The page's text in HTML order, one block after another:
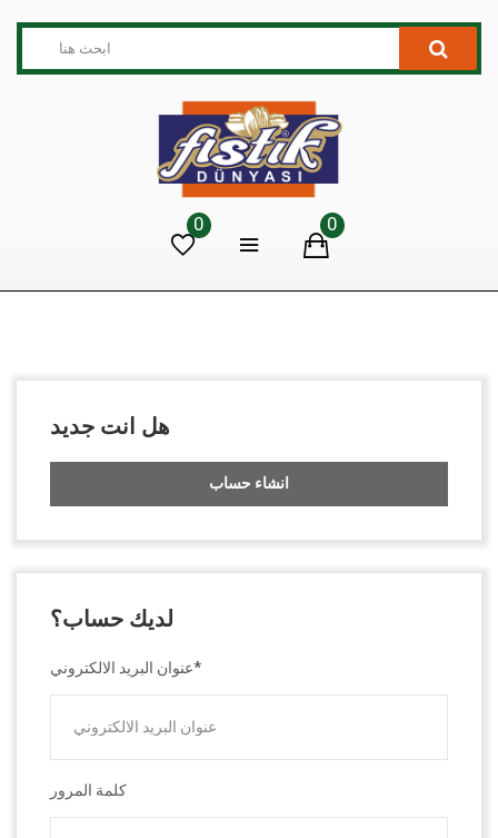
0 0
هل انت جديد
انشاء حساب
لديك حساب؟
عنوان البريد الالكتروني*
كلمة المرور